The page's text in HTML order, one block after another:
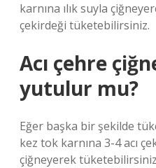
karnına ılık suyla
çekirdeği tüketebilirsiniz.
Acı çehre
yutulur mu?
Eğer başka bir şekilde
kez tok karnına 3-4 acı
çiğneyerek